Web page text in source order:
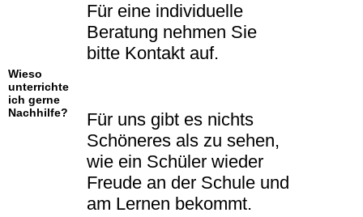
Für eine individuelle
Beratung nehmen Sie
bitte Kontakt auf.
Wieso
unterrichte
ich gerne
Nachhilfe?
Für uns gibt es nichts
Schöneres als zu sehen,
wie ein Schüler wieder
Freude an der Schule und
am Lernen bekommt.